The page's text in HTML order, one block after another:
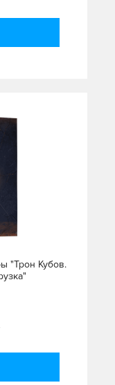
"Трон Кубов.